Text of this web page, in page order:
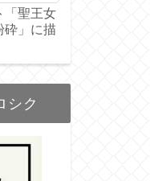
「聖王女
砕」に描
シク